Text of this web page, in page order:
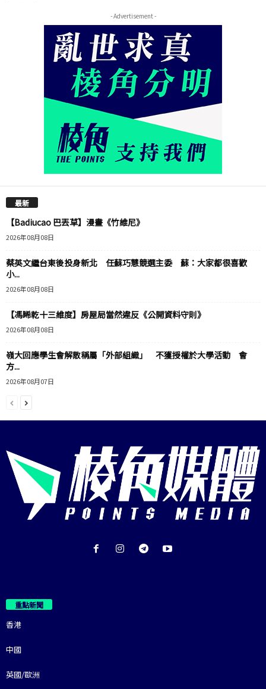
- Advertisement -
最新
【Badiucao 巴丟草】漫畫《竹維尼》
2026年08月08日
蔡英文繼台東後投身新北 任蘇巧慧競選主委 蘇：大家都很喜歡
小...
2026年08月08日
【馮睎乾十三維度】房屋局當然違反《公開資料守則》
2026年08月08日
嶺大回應學生會解散稱屬「外部組織」 不獲授權於大學活動 會
方...
2026年08月07日
重點新聞
香港
中國
英國/歐洲